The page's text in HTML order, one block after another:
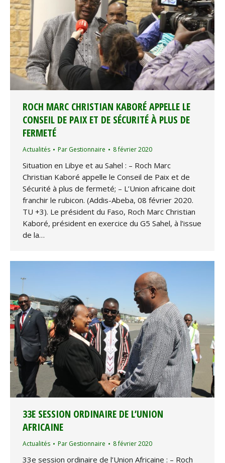
ROCH MARC CHRISTIAN KABORÉ APPELLE LE
CONSEIL DE PAIX ET DE SÉCURITÉ À PLUS DE
FERMETÉ
Actualités Par Gestionnaire 8 février 2020
Situation en Libye et au Sahel : – Roch Marc
Christian Kaboré appelle le Conseil de Paix et de
Sécurité à plus de fermeté; – L’Union africaine doit
franchir le rubicon. (Addis-Abeba, 08 février 2020.
TU +3). Le président du Faso, Roch Marc Christian
Kaboré, président en exercice du G5 Sahel, à l’issue
de la…
33E SESSION ORDINAIRE DE L’UNION
AFRICAINE
Actualités Par Gestionnaire 8 février 2020
33e session ordinaire de l’Union Africaine : – Roch